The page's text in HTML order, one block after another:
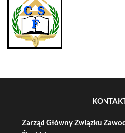
Zarząd Główny Związku